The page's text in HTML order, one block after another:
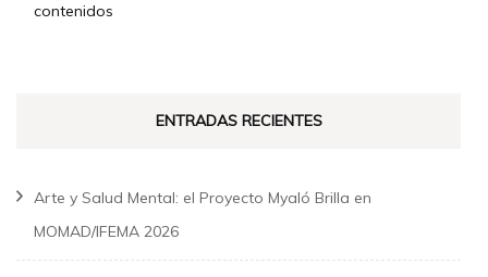
contenidos
ENTRADAS RECIENTES
Arte y Salud Mental: el Proyecto Myaló Brilla en
MOMAD/IFEMA 2026